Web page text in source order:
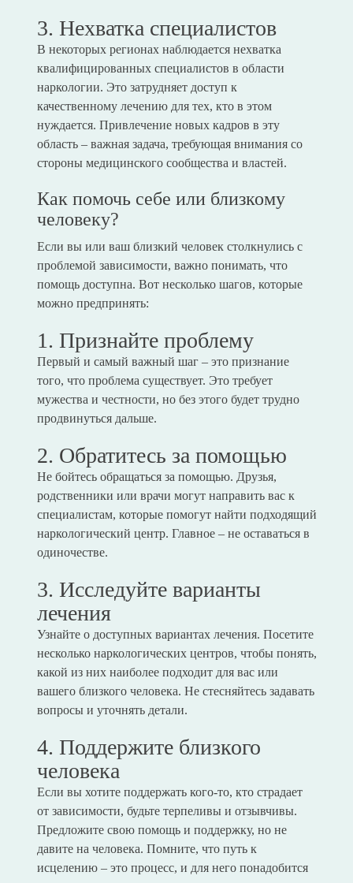
3. Нехватка специалистов
В некоторых регионах наблюдается нехватка
квалифицированных специалистов в области
наркологии. Это затрудняет доступ к
качественному лечению для тех, кто в этом
нуждается. Привлечение новых кадров в эту
область – важная задача, требующая внимания со
стороны медицинского сообщества и властей.
Как помочь себе или близкому
человеку?
Если вы или ваш близкий человек столкнулись с
проблемой зависимости, важно понимать, что
помощь доступна. Вот несколько шагов, которые
можно предпринять:
1. Признайте проблему
Первый и самый важный шаг – это признание
того, что проблема существует. Это требует
мужества и честности, но без этого будет трудно
продвинуться дальше.
2. Обратитесь за помощью
Не бойтесь обращаться за помощью. Друзья,
родственники или врачи могут направить вас к
специалистам, которые помогут найти подходящий
наркологический центр. Главное – не оставаться в
одиночестве.
3. Исследуйте варианты
лечения
Узнайте о доступных вариантах лечения. Посетите
несколько наркологических центров, чтобы понять,
какой из них наиболее подходит для вас или
вашего близкого человека. Не стесняйтесь задавать
вопросы и уточнять детали.
4. Поддержите близкого
человека
Если вы хотите поддержать кого-то, кто страдает
от зависимости, будьте терпеливы и отзывчивы.
Предложите свою помощь и поддержку, но не
давите на человека. Помните, что путь к
исцелению – это процесс, и для него понадобится